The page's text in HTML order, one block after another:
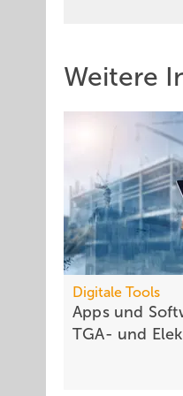
Weitere
Digitale Tools
Apps und
TGA- und